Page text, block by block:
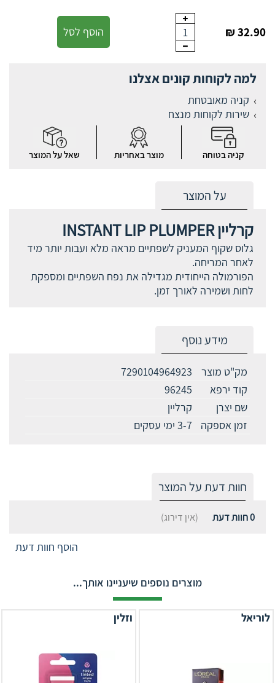
32.90 ₪
1 הוסף לסל
למה לקוחות קונים אצלנו
קניה מאובטחת
שירות לקוחות מנצח
קניה בטוחה מוצר באחריות שאל על המוצר
על המוצר
קרליין INSTANT LIP PLUMPER
גלוס שקוף המעניק לשפתיים מראה מלא ועבות יותר מיד
לאחר המריחה.
הפורמולה הייחודית מגדילה את נפח השפתיים ומספקת
לחות ושמירה לאורך זמן.
מידע נוסף
מק"ט מוצר
7290104964923
קוד ירפא
96245
שם יצרן
קרליין
זמן אספקה
3-7 ימי עסקים
חוות דעת על המוצר
0חוות דעת (אין דירוג)
הוסף חוות דעת
מוצרים נוספים שיעניינו אותך...
לוריאל וזלין